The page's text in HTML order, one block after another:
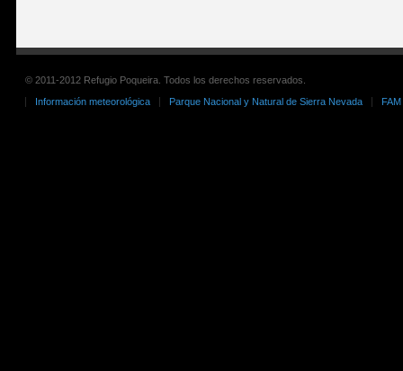
© 2011-2012 Refugio Poqueira. Todos los derechos reservados.
Información meteorológica
Parque Nacional y Natural de Sierra Nevada FAM